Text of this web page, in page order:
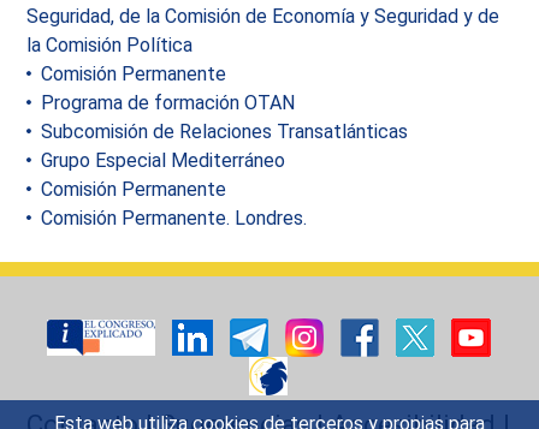
Esta web utiliza cookies de terceros y propias para
Seguridad, de la Comisión de Economía y Seguridad y de
la Comisión Política
Comisión Permanente
Programa de formación OTAN
Subcomisión de Relaciones Transatlánticas
Grupo Especial Mediterráneo
Comisión Permanente
Comisión Permanente. Londres.